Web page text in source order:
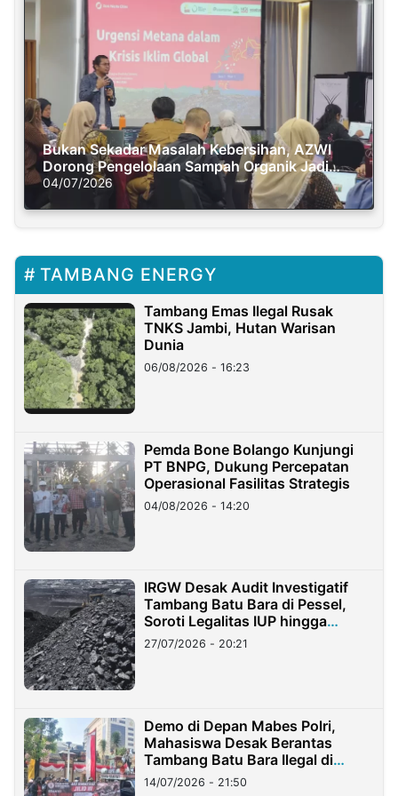
Bukan Sekadar Masalah Kebersihan, AZWI
Dorong Pengelolaan Sampah Organik Jadi
Solusi Krisis Iklim
04/07/2026
TAMBANG ENERGY
Tambang Emas Ilegal Rusak
TNKS Jambi, Hutan Warisan
Dunia
06/08/2026 - 16:23
Pemda Bone Bolango Kunjungi
PT BNPG, Dukung Percepatan
Operasional Fasilitas Strategis
04/08/2026 - 14:20
IRGW Desak Audit Investigatif
Tambang Batu Bara di Pessel,
Soroti Legalitas IUP hingga
Stockpile
27/07/2026 - 20:21
Demo di Depan Mabes Polri,
Mahasiswa Desak Berantas
Tambang Batu Bara Ilegal di
Lampung
14/07/2026 - 21:50